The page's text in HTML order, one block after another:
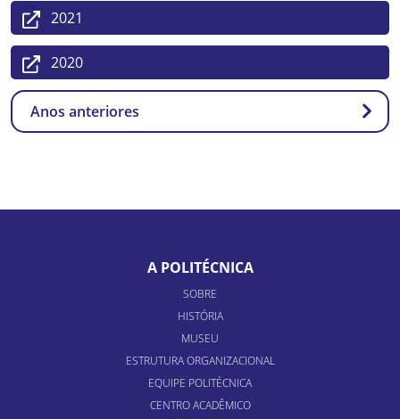
2021
2020
Anos anteriores
A POLITÉCNICA
SOBRE
HISTÓRIA
MUSEU
ESTRUTURA ORGANIZACIONAL
EQUIPE POLITÉCNICA
CENTRO ACADÊMICO